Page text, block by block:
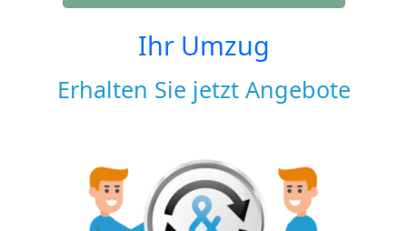
Ihr Umzug
Erhalten Sie jetzt Angebote